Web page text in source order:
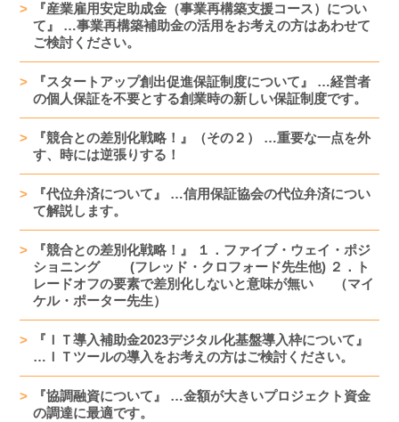
『産業雇用安定助成金（事業再構築支援コース）につい
て』 …事業再構築補助金の活用をお考えの方はあわせて
ご検討ください。
『スタートアップ創出促進保証制度について』 …経営者
の個人保証を不要とする創業時の新しい保証制度です。
『競合との差別化戦略！』（その２） …重要な一点を外
す、時には逆張りする！
『代位弁済について』 …信用保証協会の代位弁済につい
て解説します。
『競合との差別化戦略！』 １．ファイブ・ウェイ・ポジ
ショニング (フレッド・クロフォード先生他) ２．ト
レードオフの要素で差別化しないと意味が無い （マイ
ケル・ポーター先生）
『ＩＴ導入補助金2023デジタル化基盤導入枠について』
…ＩＴツールの導入をお考えの方はご検討ください。
『協調融資について』 …金額が大きいプロジェクト資金
の調達に最適です。